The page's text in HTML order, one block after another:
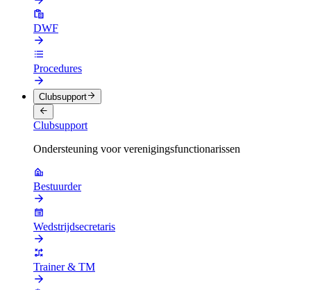
DWF
Procedures
Clubsupport
Clubsupport
Ondersteuning voor verenigingsfunctionarissen
Bestuurder
Wedstrijdsecretaris
Trainer & TM